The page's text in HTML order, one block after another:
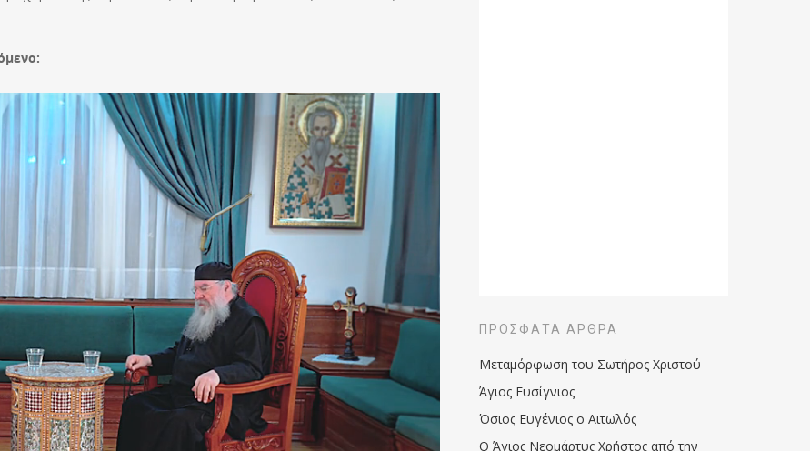
ΠΡΌΣΦΑΤΑ ΆΡΘΡΑ
Μεταμόρφωση του Σωτήρος Χριστού
Άγιος Ευσίγνιος
Όσιος Ευγένιος ο Αιτωλός
Ο Άγιος Νεομάρτυς Χρήστος από την